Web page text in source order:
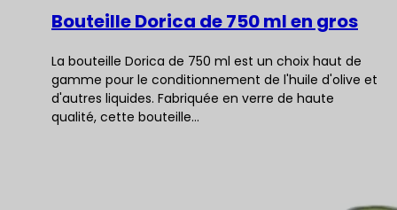
Bouteille Dorica de 750 ml en gros
La bouteille Dorica de 750 ml est un choix haut de
gamme pour le conditionnement de l'huile d'olive et
d'autres liquides. Fabriquée en verre de haute
qualité, cette bouteille…